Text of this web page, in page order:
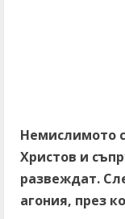
Немислимото
Христов и
развеждат.
агония, през